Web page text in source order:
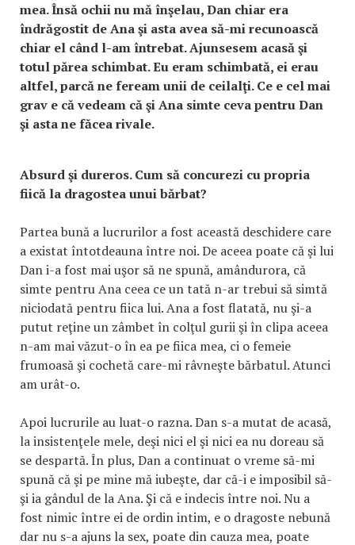
mea. Însă ochii nu mă înşelau, Dan chiar era
îndrăgostit de Ana şi asta avea să-mi recunoască
chiar el când l-am întrebat. Ajunsesem acasă şi
totul părea schimbat. Eu eram schimbată, ei erau
altfel, parcă ne feream unii de ceilalţi. Ce e cel mai
grav e că vedeam că şi Ana simte ceva pentru Dan
şi asta ne făcea rivale.
Absurd şi dureros. Cum să concurezi cu propria
fiică la dragostea unui bărbat?
Partea bună a lucrurilor a fost această deschidere care
a existat întotdeauna între noi. De aceea poate că şi lui
Dan i-a fost mai uşor să ne spună, amândurora, că
simte pentru Ana ceea ce un tată n-ar trebui să simtă
niciodată pentru fiica lui. Ana a fost flatată, nu şi-a
putut reţine un zâmbet în colţul gurii şi în clipa aceea
n-am mai văzut-o în ea pe fiica mea, ci o femeie
frumoasă şi cochetă care-mi râvneşte bărbatul. Atunci
am urât-o.
Apoi lucrurile au luat-o razna. Dan s-a mutat de acasă,
la insistenţele mele, deşi nici el şi nici ea nu doreau să
se despartă. În plus, Dan a continuat o vreme să-mi
spună că şi pe mine mă iubeşte, dar că-i e imposibil să-
şi ia gândul de la Ana. Şi că e indecis între noi. Nu a
fost nimic între ei de ordin intim, e o dragoste nebună
dar nu s-a ajuns la sex, poate din cauza mea, poate